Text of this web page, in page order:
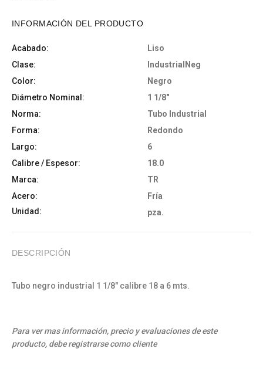
INFORMACIÓN DEL PRODUCTO
Acabado:
Liso
Clase:
IndustrialNeg
Color:
Negro
Diámetro Nominal:
1 1/8"
Norma:
Tubo Industrial
Forma:
Redondo
Largo:
6
Calibre / Espesor:
18.0
Marca:
TR
Acero:
Fría
Unidad:
pza.
DESCRIPCIÓN
Tubo negro industrial 1 1/8" calibre 18 a 6 mts.
Para ver mas información, precio y evaluaciones de este
producto, debe registrarse como cliente